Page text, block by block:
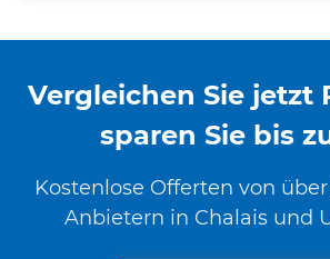
Vergleichen Sie jetzt
sparen Sie bis
Kostenlose Offerten von
Anbietern in Chalais und